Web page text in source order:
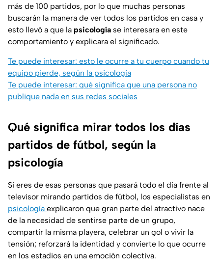
más de 100 partidos, por lo que muchas personas
buscarán la manera de ver todos los partidos en casa y
esto llevó a que la psicología se interesara en este
comportamiento y explicara el significado.
Te puede interesar: esto le ocurre a tu cuerpo cuando tu
equipo pierde, según la psicología
Te puede interesar: qué significa que una persona no
publique nada en sus redes sociales
Qué significa mirar todos los días
partidos de fútbol, según la
psicología
Si eres de esas personas que pasará todo el día frente al
televisor mirando partidos de fútbol, los especialistas en
psicología explicaron que gran parte del atractivo nace
de la necesidad de sentirse parte de un grupo,
compartir la misma playera, celebrar un gol o vivir la
tensión; reforzará la identidad y convierte lo que ocurre
en los estadios en una emoción colectiva.